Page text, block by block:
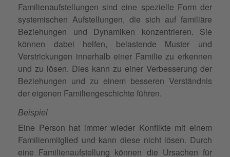
Familienaufstellungen sind eine spezielle Form der
systemischen Aufstellungen, die sich auf familiäre
Beziehungen und Dynamiken konzentrieren. Sie
können dabei helfen, belastende Muster und
Verstrickungen innerhalb einer Familie zu erkennen
und zu lösen. Dies kann zu einer Verbesserung der
Beziehungen und zu einem besseren Verständnis
der eigenen Familiengeschichte führen.
Beispiel
Eine Person hat immer wieder Konflikte mit einem
Familienmitglied und kann diese nicht lösen. Durch
eine Familienaufstellung können die Ursachen für